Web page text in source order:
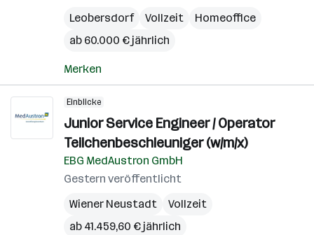
Leobersdorf
Vollzeit
Homeoffice
ab 60.000 € jährlich
Merken
Einblicke
Junior Service Engineer / Operator
Teilchenbeschleuniger (w/m/x)
EBG MedAustron GmbH
Gestern veröffentlicht
Wiener Neustadt
Vollzeit
ab 41.459,60 € jährlich